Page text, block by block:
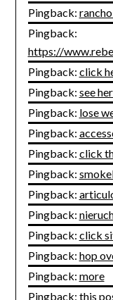
Pingback:
Pingback:
https://
Pingback: click
Pingback: see
Pingback: lose
Pingback:
Pingback: click
Pingback:
Pingback:
Pingback:
Pingback: click
Pingback: hop
Pingback: more
Pingback: this